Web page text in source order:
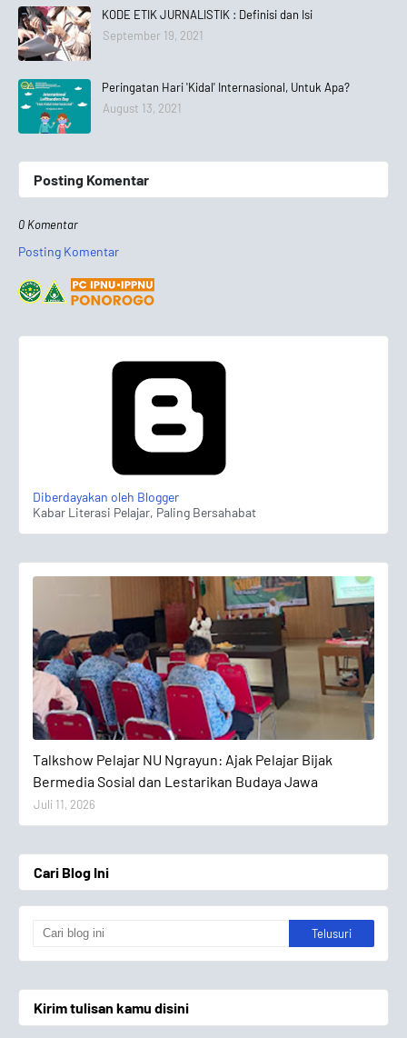
KODE ETIK JURNALISTIK : Definisi dan Isi
September 19, 2021
Peringatan Hari 'Kidal' Internasional, Untuk Apa?
August 13, 2021
Posting Komentar
0 Komentar
Posting Komentar
Diberdayakan oleh Blogger
Kabar Literasi Pelajar, Paling Bersahabat
Talkshow Pelajar NU Ngrayun: Ajak Pelajar Bijak
Bermedia Sosial dan Lestarikan Budaya Jawa
Juli 11, 2026
Cari Blog Ini
Kirim tulisan kamu disini